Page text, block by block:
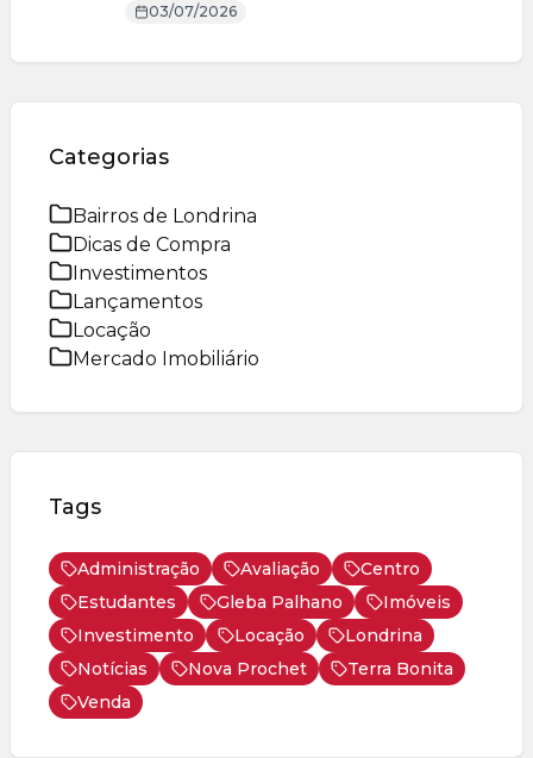
03/07/2026
Categorias
Bairros de Londrina
Dicas de Compra
Investimentos
Lançamentos
Locação
Mercado Imobiliário
Tags
Administração Avaliação
Centro
Estudantes
Gleba Palhano
Imóveis
Investimento
Locação
Londrina
Notícias
Nova Prochet
Terra Bonita
Venda